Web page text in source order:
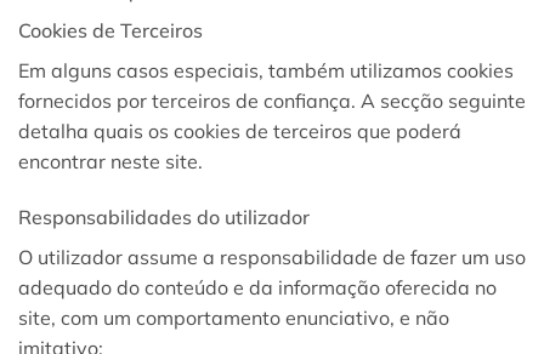
Cookies de Terceiros
Em alguns casos especiais, também utilizamos cookies
fornecidos por terceiros de confiança. A secção seguinte
detalha quais os cookies de terceiros que poderá
encontrar neste site.
Responsabilidades do utilizador
O utilizador assume a responsabilidade de fazer um uso
adequado do conteúdo e da informação oferecida no
site, com um comportamento enunciativo, e não
imitativo: